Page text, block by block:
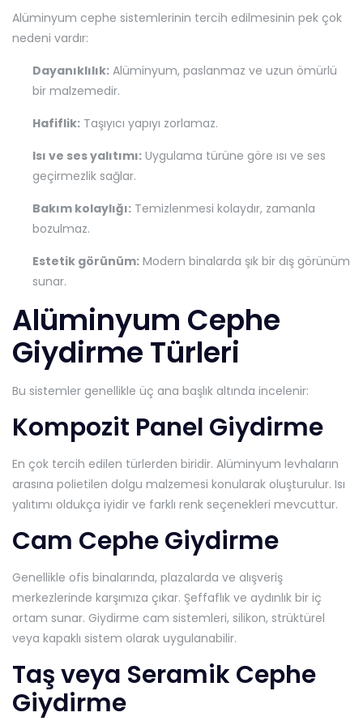
Alüminyum cephe sistemlerinin tercih edilmesinin pek çok
nedeni vardır:
Dayanıklılık: Alüminyum, paslanmaz ve uzun ömürlü
bir malzemedir.
Hafiflik: Taşıyıcı yapıyı zorlamaz.
Isı ve ses yalıtımı: Uygulama türüne göre ısı ve ses
geçirmezlik sağlar.
Bakım kolaylığı: Temizlenmesi kolaydır, zamanla
bozulmaz.
Estetik görünüm: Modern binalarda şık bir dış görünüm
sunar.
Alüminyum Cephe
Giydirme Türleri
Bu sistemler genellikle üç ana başlık altında incelenir:
Kompozit Panel Giydirme
En çok tercih edilen türlerden biridir. Alüminyum levhaların
arasına polietilen dolgu malzemesi konularak oluşturulur. Isı
yalıtımı oldukça iyidir ve farklı renk seçenekleri mevcuttur.
Cam Cephe Giydirme
Genellikle ofis binalarında, plazalarda ve alışveriş
merkezlerinde karşımıza çıkar. Şeffaflık ve aydınlık bir iç
ortam sunar. Giydirme cam sistemleri, silikon, strüktürel
veya kapaklı sistem olarak uygulanabilir.
Taş veya Seramik Cephe
Giydirme